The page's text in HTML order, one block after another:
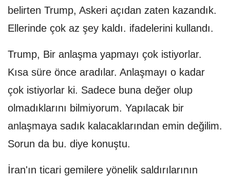
belirten Trump, Askeri açıdan zaten kazandık.
Ellerinde çok az şey kaldı. ifadelerini kullandı.
Trump, Bir anlaşma yapmayı çok istiyorlar.
Kısa süre önce aradılar. Anlaşmayı o kadar
çok istiyorlar ki. Sadece buna değer olup
olmadıklarını bilmiyorum. Yapılacak bir
anlaşmaya sadık kalacaklarından emin değilim.
Sorun da bu. diye konuştu.
İran'ın ticari gemilere yönelik saldırılarının